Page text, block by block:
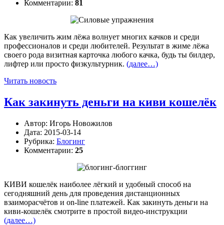
Комментарии: 81
Как увеличить жим лёжа волнует многих качков и среди
профессионалов и среди любителей. Результат в жиме лёжа
своего рода визитная карточка любого качка, будь ты билдер,
лифтер или просто физкультурник. (далее…)
Читать новость
Как закинуть деньги на киви кошелёк
Автор: Игорь Новожилов
Дата: 2015-03-14
Рубрика: Блогинг
Комментарии: 25
КИВИ кошелёк наиболее лёгкий и удобный способ на
сегодняшний день для проведения дистанционных
взаиморасчётов и on-line платежей. Как закинуть деньги на
киви-кошелёк смотрите в простой видео-инструкции
(далее…)